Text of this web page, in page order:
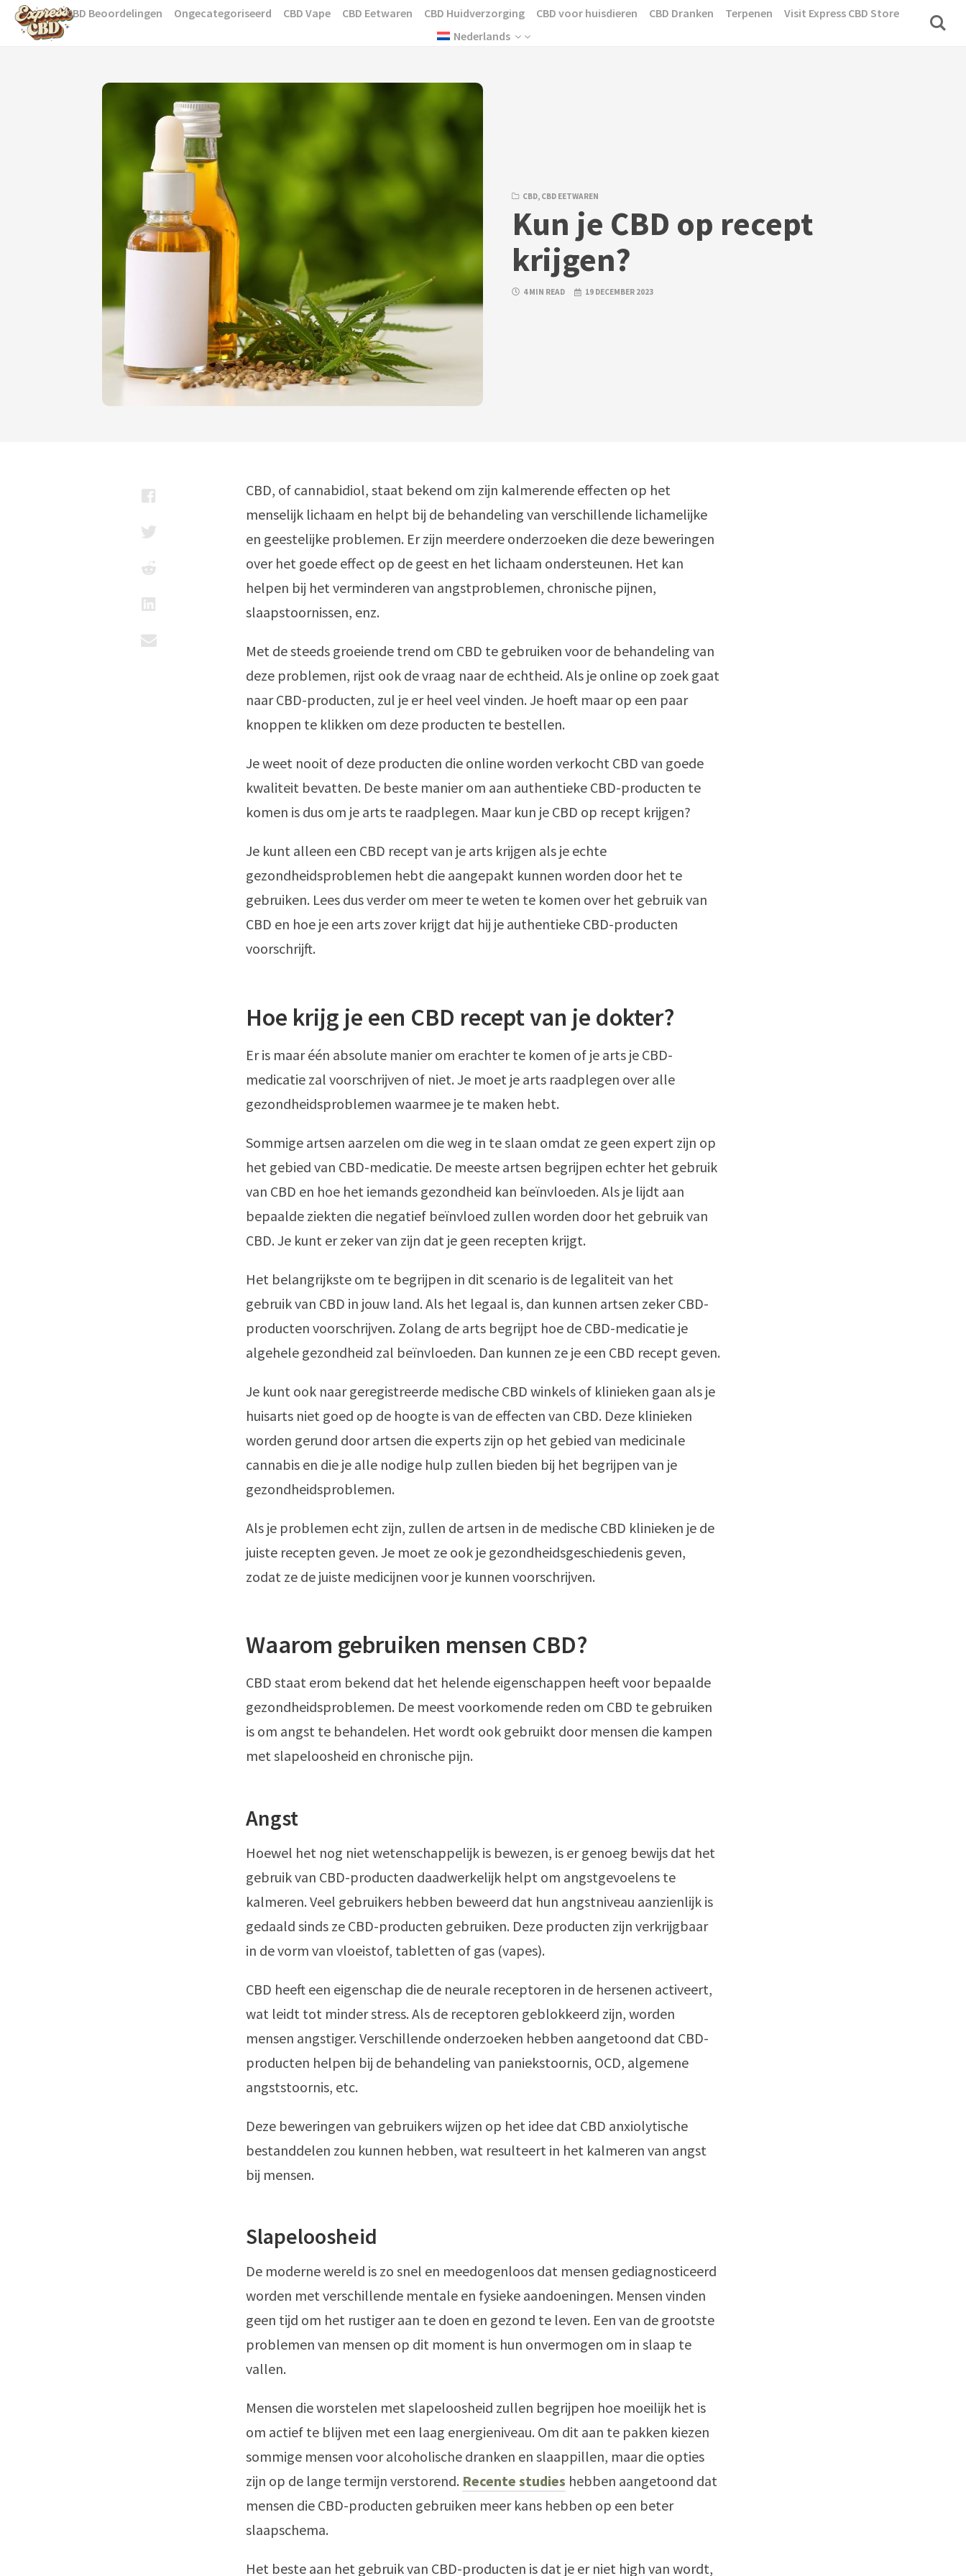
Skip
CBD Beoordelingen Ongecategoriseerd CBD Vape CBD Eetwaren CBD Huidverzorging CBD voor huisdieren CBD Dranken Terpenen
Visit Express CBD Store
Nederlands
CBD, CBD EETWAREN
Kun je CBD op recept
krijgen?
4 MIN READ 19 DECEMBER 2023
CBD, of cannabidiol, staat bekend om zijn kalmerende effecten op het
menselijk lichaam en helpt bij de behandeling van verschillende lichamelijke
en geestelijke problemen. Er zijn meerdere onderzoeken die deze beweringen
over het goede effect op de geest en het lichaam ondersteunen. Het kan
helpen bij het verminderen van angstproblemen, chronische pijnen,
slaapstoornissen, enz.
Met de steeds groeiende trend om CBD te gebruiken voor de behandeling van
deze problemen, rijst ook de vraag naar de echtheid. Als je online op zoek gaat
naar CBD-producten, zul je er heel veel vinden. Je hoeft maar op een paar
knoppen te klikken om deze producten te bestellen.
Je weet nooit of deze producten die online worden verkocht CBD van goede
kwaliteit bevatten. De beste manier om aan authentieke CBD-producten te
komen is dus om je arts te raadplegen. Maar kun je CBD op recept krijgen?
Je kunt alleen een CBD recept van je arts krijgen als je echte
gezondheidsproblemen hebt die aangepakt kunnen worden door het te
gebruiken. Lees dus verder om meer te weten te komen over het gebruik van
CBD en hoe je een arts zover krijgt dat hij je authentieke CBD-producten
voorschrijft.
Hoe krijg je een CBD recept van je dokter?
Er is maar één absolute manier om erachter te komen of je arts je CBD-
medicatie zal voorschrijven of niet. Je moet je arts raadplegen over alle
gezondheidsproblemen waarmee je te maken hebt.
Sommige artsen aarzelen om die weg in te slaan omdat ze geen expert zijn op
het gebied van CBD-medicatie. De meeste artsen begrijpen echter het gebruik
van CBD en hoe het iemands gezondheid kan beïnvloeden. Als je lijdt aan
bepaalde ziekten die negatief beïnvloed zullen worden door het gebruik van
CBD. Je kunt er zeker van zijn dat je geen recepten krijgt.
Het belangrijkste om te begrijpen in dit scenario is de legaliteit van het
gebruik van CBD in jouw land. Als het legaal is, dan kunnen artsen zeker CBD-
producten voorschrijven. Zolang de arts begrijpt hoe de CBD-medicatie je
algehele gezondheid zal beïnvloeden. Dan kunnen ze je een CBD recept geven.
Je kunt ook naar geregistreerde medische CBD winkels of klinieken gaan als je
huisarts niet goed op de hoogte is van de effecten van CBD. Deze klinieken
worden gerund door artsen die experts zijn op het gebied van medicinale
cannabis en die je alle nodige hulp zullen bieden bij het begrijpen van je
gezondheidsproblemen.
Als je problemen echt zijn, zullen de artsen in de medische CBD klinieken je de
juiste recepten geven. Je moet ze ook je gezondheidsgeschiedenis geven,
zodat ze de juiste medicijnen voor je kunnen voorschrijven.
Waarom gebruiken mensen CBD?
CBD staat erom bekend dat het helende eigenschappen heeft voor bepaalde
gezondheidsproblemen. De meest voorkomende reden om CBD te gebruiken
is om angst te behandelen. Het wordt ook gebruikt door mensen die kampen
met slapeloosheid en chronische pijn.
Angst
Hoewel het nog niet wetenschappelijk is bewezen, is er genoeg bewijs dat het
gebruik van CBD-producten daadwerkelijk helpt om angstgevoelens te
kalmeren. Veel gebruikers hebben beweerd dat hun angstniveau aanzienlijk is
gedaald sinds ze CBD-producten gebruiken. Deze producten zijn verkrijgbaar
in de vorm van vloeistof, tabletten of gas (vapes).
CBD heeft een eigenschap die de neurale receptoren in de hersenen activeert,
wat leidt tot minder stress. Als de receptoren geblokkeerd zijn, worden
mensen angstiger. Verschillende onderzoeken hebben aangetoond dat CBD-
producten helpen bij de behandeling van paniekstoornis, OCD, algemene
angststoornis, etc.
Deze beweringen van gebruikers wijzen op het idee dat CBD anxiolytische
bestanddelen zou kunnen hebben, wat resulteert in het kalmeren van angst
bij mensen.
Slapeloosheid
De moderne wereld is zo snel en meedogenloos dat mensen gediagnosticeerd
worden met verschillende mentale en fysieke aandoeningen. Mensen vinden
geen tijd om het rustiger aan te doen en gezond te leven. Een van de grootste
problemen van mensen op dit moment is hun onvermogen om in slaap te
vallen.
Mensen die worstelen met slapeloosheid zullen begrijpen hoe moeilijk het is
om actief te blijven met een laag energieniveau. Om dit aan te pakken kiezen
sommige mensen voor alcoholische dranken en slaappillen, maar die opties
zijn op de lange termijn verstorend. Recente studies hebben aangetoond dat
mensen die CBD-producten gebruiken meer kans hebben op een beter
slaapschema.
Het beste aan het gebruik van CBD-producten is dat je er niet high van wordt,